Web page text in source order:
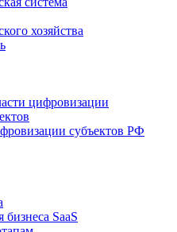
хозяйства
цифровизации
субъектов РФ
SaaS